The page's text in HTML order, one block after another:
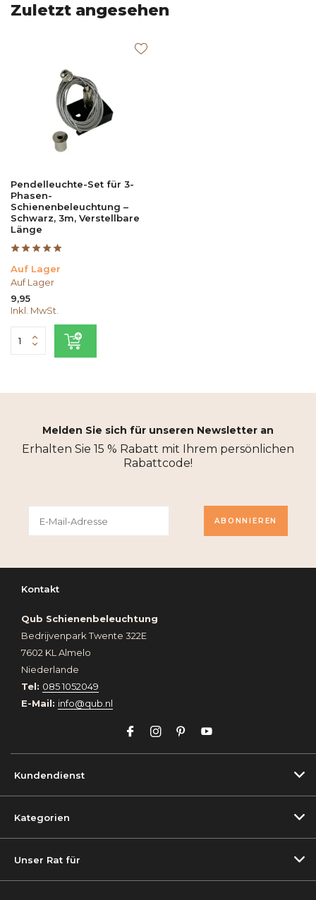
Zuletzt angesehen
Pendelleuchte-Set für 3-
Phasen-
Schienenbeleuchtung –
Schwarz, 3m, Verstellbare
Länge
Auf Lager
Auf Lager
9,95
Inkl. MwSt.
Melden Sie sich für unseren Newsletter an
Erhalten Sie 15 % Rabatt mit Ihrem persönlichen
Rabattcode!
ABONNIEREN
Kontakt
Qub Schienenbeleuchtung
Bedrijvenpark Twente 322E
7602 KL Almelo
Niederlande
Tel: 085 1052049
E-Mail: info@qub.nl
Kundendienst
Kategorien
Unser Rat für